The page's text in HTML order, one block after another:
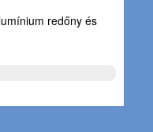
redőny és